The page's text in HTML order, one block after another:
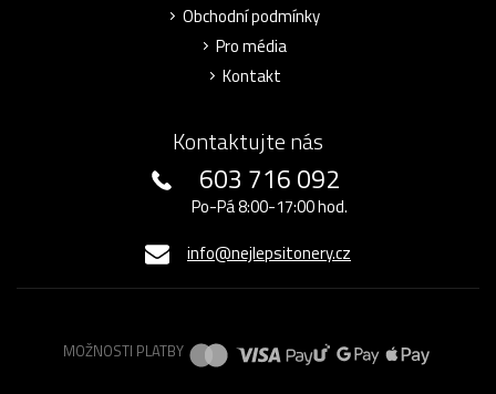
Obchodní podmínky
Pro média
Kontakt
Kontaktujte nás
603 716 092
Po-Pá 8:00-17:00 hod.
info@nejlepsitonery.cz
MOŽNOSTI PLATBY